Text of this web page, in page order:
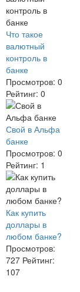
Что такое
валютный
контроль в
банке
Просмотров: 0
Рейтинг: 0
Свой в Альфа
банке
Просмотров: 0
Рейтинг: 1
Как купить
доллары в
любом банке?
Просмотров:
727 Рейтинг:
107